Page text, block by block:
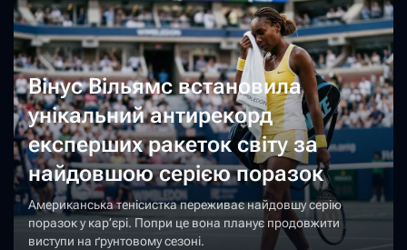
Вінус Вільямс встановила
унікальний антирекорд
експерших ракеток світу за
найдовшою серією поразок
Американська тенісистка переживає найдовшу серію
поразок у кар’єрі. Попри це вона планує продовжити
виступи на ґрунтовому сезоні.